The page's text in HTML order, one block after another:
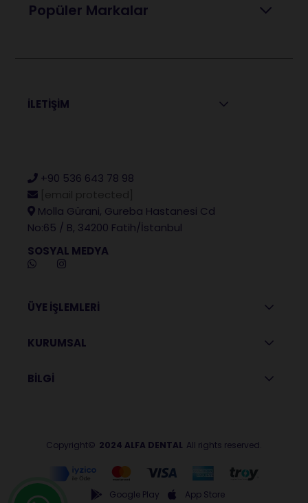
Popüler Markalar
İLETİŞİM
+90 536 643 78 98
Molla Gürani, Gureba Hastanesi Cd
No:65 / B, 34200 Fatih/İstanbul
SOSYAL MEDYA
ÜYE İŞLEMLERİ
KURUMSAL
BİLGİ
Copyright© 2024 ALFA DENTAL All rights reserved.
Google Play App Store